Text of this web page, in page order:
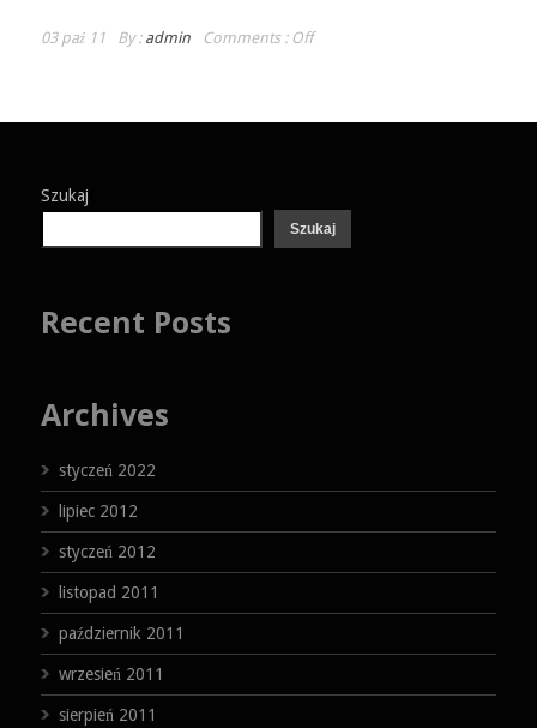
03 paź 11 By : admin Comments : Off
Szukaj
Szukaj
Recent Posts
Archives
styczeń 2022
lipiec 2012
styczeń 2012
listopad 2011
październik 2011
wrzesień 2011
sierpień 2011